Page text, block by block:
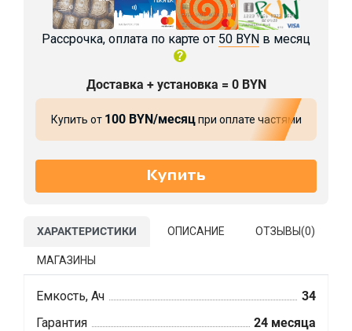
Рассрочка, оплата по карте от 50 BYN в месяц
Доставка + установка = 0 BYN
Купить от 100 BYN/месяцпри оплате частями
ХАРАКТЕРИСТИКИ ОПИСАНИЕ ОТЗЫВЫ(0)
МАГАЗИНЫ
Емкость, Ач
34
Гарантия
24 месяца